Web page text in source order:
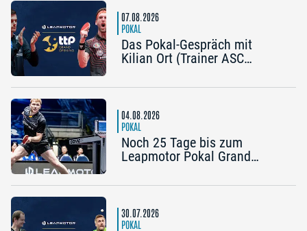
07.08.2026
POKAL
Das Pokal-Gespräch mit
Kilian Ort (Trainer ASC
Mengel (Post SV
wäre noch einmal schön“
04.08.2026
POKAL
Noch 25 Tage bis zum
Leapmotor Pokal Grand
Tickets zum Preis von zwei
30.07.2026
POKAL